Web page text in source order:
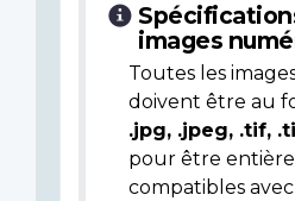
images
Toutes les
doivent être au
.jpg, .jpeg, .tif,
pour être
compatibles